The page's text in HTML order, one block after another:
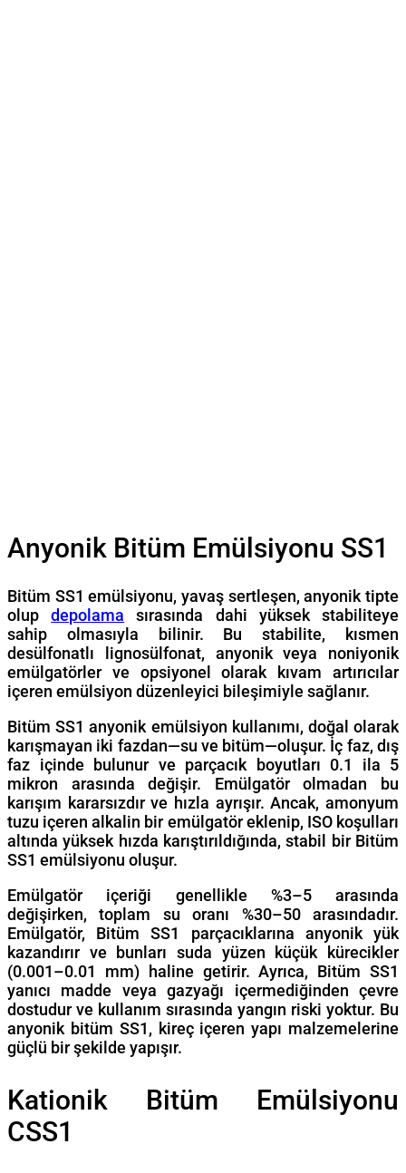
Anyonik Bitüm Emülsiyonu SS1
Bitüm SS1 emülsiyonu, yavaş sertleşen, anyonik tipte
olupdepolama sırasında dahi yüksek stabiliteye
sahip olmasıyla bilinir. Bu stabilite, kısmen
desülfonatlı lignosülfonat, anyonik veya noniyonik
emülgatörler ve opsiyonel olarak kıvam artırıcılar
içeren emülsiyon düzenleyici bileşimiyle sağlanır.
Bitüm SS1 anyonik emülsiyon kullanımı, doğal olarak
karışmayan iki fazdan—su ve bitüm—oluşur. İç faz, dış
faz içinde bulunur ve parçacık boyutları 0.1 ila 5
mikron arasında değişir. Emülgatör olmadan bu
karışım kararsızdır ve hızla ayrışır. Ancak, amonyum
tuzu içeren alkalin bir emülgatör eklenip, ISO koşulları
altında yüksek hızda karıştırıldığında, stabil bir Bitüm
SS1 emülsiyonu oluşur.
Emülgatör içeriği genellikle %3–5 arasında
değişirken, toplam su oranı %30–50 arasındadır.
Emülgatör, Bitüm SS1 parçacıklarına anyonik yük
kazandırır ve bunları suda yüzen küçük kürecikler
(0.001–0.01 mm) haline getirir. Ayrıca, Bitüm SS1
yanıcı madde veya gazyağı içermediğinden çevre
dostudur ve kullanım sırasında yangın riski yoktur. Bu
anyonik bitüm SS1, kireç içeren yapı malzemelerine
güçlü bir şekilde yapışır.
Kationik Bitüm Emülsiyonu
CSS1